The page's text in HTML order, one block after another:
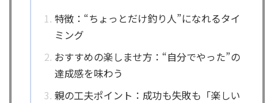
特徴：“ちょっとだけ釣り人”になれるタイ
ミング
おすすめの楽しませ方：“自分でやった”の
達成感を味わう
親の工夫ポイント：成功も失敗も「楽しい